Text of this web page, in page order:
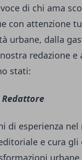
di chi ama
con attenzione
urbane, dalla
redazione
stati:
Redattore
di esperienza
e cura